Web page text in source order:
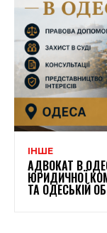
ІНШЕ
АДВОКАТ В
ЮРИДИЧНОЇ
ТА ОДЕСЬКІЙ